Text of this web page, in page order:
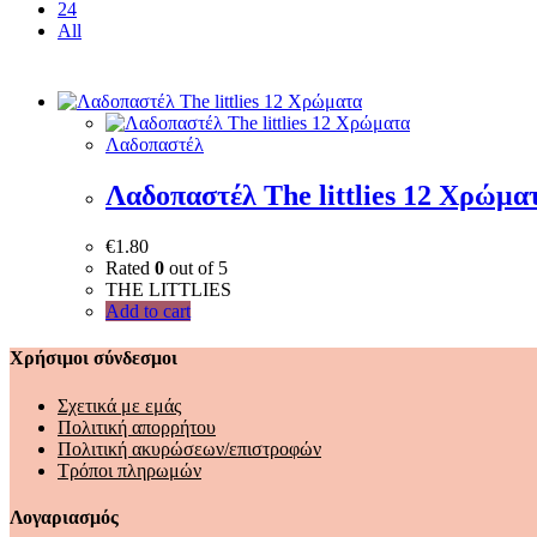
24
All
Λαδοπαστέλ
Λαδοπαστέλ The littlies 12
€1.80
Rated 0 out of 5
THE LITTLIES
Add to cart
Χρήσιμοι σύνδεσμοι
Σχετικά με εμάς
Πολιτική απορρήτου
Πολιτική ακυρώσεων/επιστροφών
Τρόποι πληρωμών
Λογαριασμός